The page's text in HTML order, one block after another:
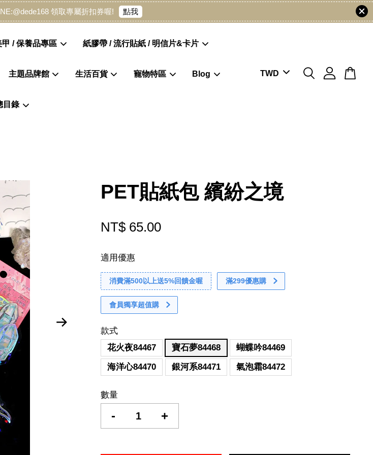
領取專屬折扣券喔! 點我
甲 / 保養品專區 紙膠帶 / 流行貼紙 / 明信片&卡片
主題品牌館 生活百貨 寵物特區 Blog
目錄
PET貼紙包 繽紛之境
NT$ 65.00
適用優惠
消費滿500以上送5%回饋金喔 滿299優惠購
會員獨享超值購
款式
花火夜84467
寶石夢84468
蝴蝶吟84469
海洋心84470
銀河系84471 氣泡霜84472
數量
- +